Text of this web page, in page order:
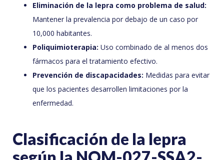
Eliminación de la lepra como problema de salud:
Mantener la prevalencia por debajo de un caso por
10,000 habitantes.
Poliquimioterapia: Uso combinado de al menos dos
fármacos para el tratamiento efectivo.
Prevención de discapacidades: Medidas para evitar
que los pacientes desarrollen limitaciones por la
enfermedad.
Clasificación de la lepra